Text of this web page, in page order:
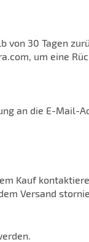
von 30 Tagen
um eine
an die E-Mail-
Kauf
Versand